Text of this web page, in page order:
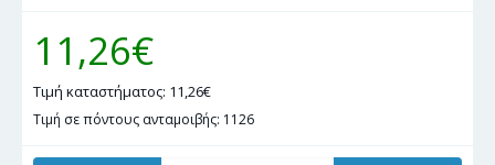
11,26€
Τιμή καταστήματος: 11,26€
Τιμή σε πόντους ανταμοιβής: 1126